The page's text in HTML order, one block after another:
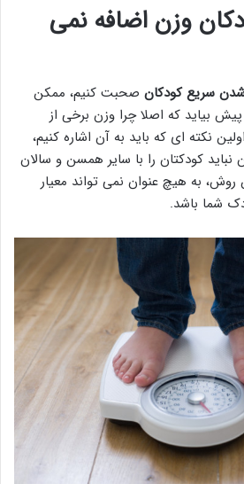
وزن اضافه نمی
سریع کودکان صحبت کنیم، ممکن
بیاید که اصلا چرا وزن برخی از
نکته ای که باید به آن اشاره کنیم،
کودکتان را با سایر همسن و سالان
روش، به هیچ عنوان نمی تواند معیار
شما باشد.